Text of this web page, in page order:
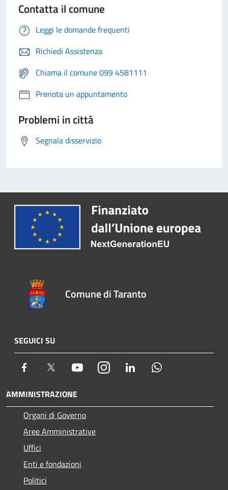
Contatta il comune
Leggi le domande frequenti
Richiedi Assistenza
Chiama il comune 099 4581111
Prenota un appuntamento
Problemi in città
Segnala disservizio
Comune di Taranto
SEGUICI SU
Facebook Twitter YoutubeInstagram LinkedIn
AMMINISTRAZIONE
Organi di Governo
Aree Amministrative
Uffici
Enti e fondazioni
Politici